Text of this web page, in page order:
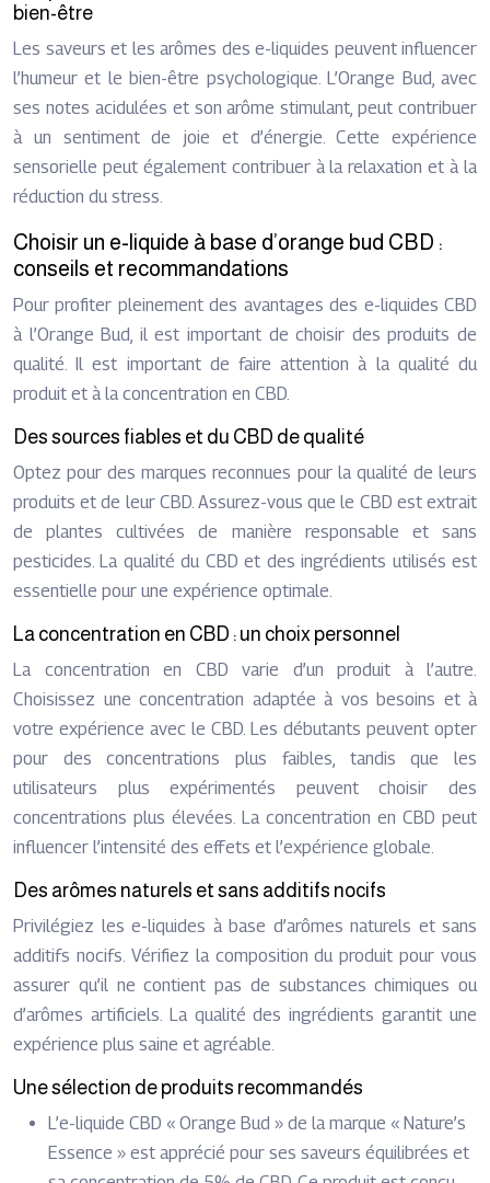
bien-être
Les saveurs et les arômes des e-liquides peuvent influencer
l’humeur et le bien-être psychologique. L’Orange Bud, avec
ses notes acidulées et son arôme stimulant, peut contribuer
à un sentiment de joie et d’énergie. Cette expérience
sensorielle peut également contribuer à la relaxation et à la
réduction du stress.
Choisir un e-liquide à base d’orange bud CBD :
conseils et recommandations
Pour profiter pleinement des avantages des e-liquides CBD
à l’Orange Bud, il est important de choisir des produits de
qualité. Il est important de faire attention à la qualité du
produit et à la concentration en CBD.
Des sources fiables et du CBD de qualité
Optez pour des marques reconnues pour la qualité de leurs
produits et de leur CBD. Assurez-vous que le CBD est extrait
de plantes cultivées de manière responsable et sans
pesticides. La qualité du CBD et des ingrédients utilisés est
essentielle pour une expérience optimale.
La concentration en CBD : un choix personnel
La concentration en CBD varie d’un produit à l’autre.
Choisissez une concentration adaptée à vos besoins et à
votre expérience avec le CBD. Les débutants peuvent opter
pour des concentrations plus faibles, tandis que les
utilisateurs plus expérimentés peuvent choisir des
concentrations plus élevées. La concentration en CBD peut
influencer l’intensité des effets et l’expérience globale.
Des arômes naturels et sans additifs nocifs
Privilégiez les e-liquides à base d’arômes naturels et sans
additifs nocifs. Vérifiez la composition du produit pour vous
assurer qu’il ne contient pas de substances chimiques ou
d’arômes artificiels. La qualité des ingrédients garantit une
expérience plus saine et agréable.
Une sélection de produits recommandés
L’e-liquide CBD « Orange Bud » de la marque « Nature’s
Essence » est apprécié pour ses saveurs équilibrées et